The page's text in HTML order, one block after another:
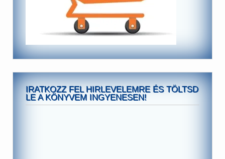
IRATKOZZ FEL HIRLEVELEMRE ÉS TÖLTSD
LE A KÖNYVEM INGYENESEN!